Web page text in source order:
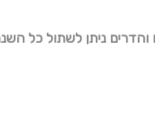
והדרים ניתן לשתול כל